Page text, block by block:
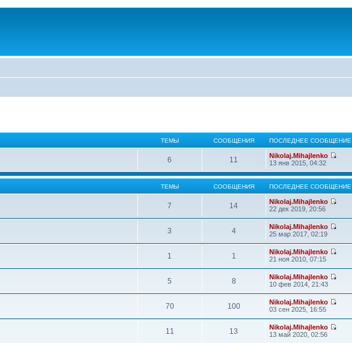
ТЕМЫ СООБЩЕНИЯ ПОСЛЕДНЕЕ СООБЩЕНИЕ
6 11
Nikolaj.Mihajlenko
13 янв 2015, 04:32
ТЕМЫ СООБЩЕНИЯ ПОСЛЕДНЕЕ СООБЩЕНИЕ
7 14
Nikolaj.Mihajlenko
22 дек 2019, 20:56
3 4
Nikolaj.Mihajlenko
25 мар 2017, 02:19
1 1
Nikolaj.Mihajlenko
21 ноя 2010, 07:15
5 8
Nikolaj.Mihajlenko
10 фев 2014, 21:43
70 100
Nikolaj.Mihajlenko
03 сен 2025, 16:55
11 13
Nikolaj.Mihajlenko
13 май 2020, 02:56